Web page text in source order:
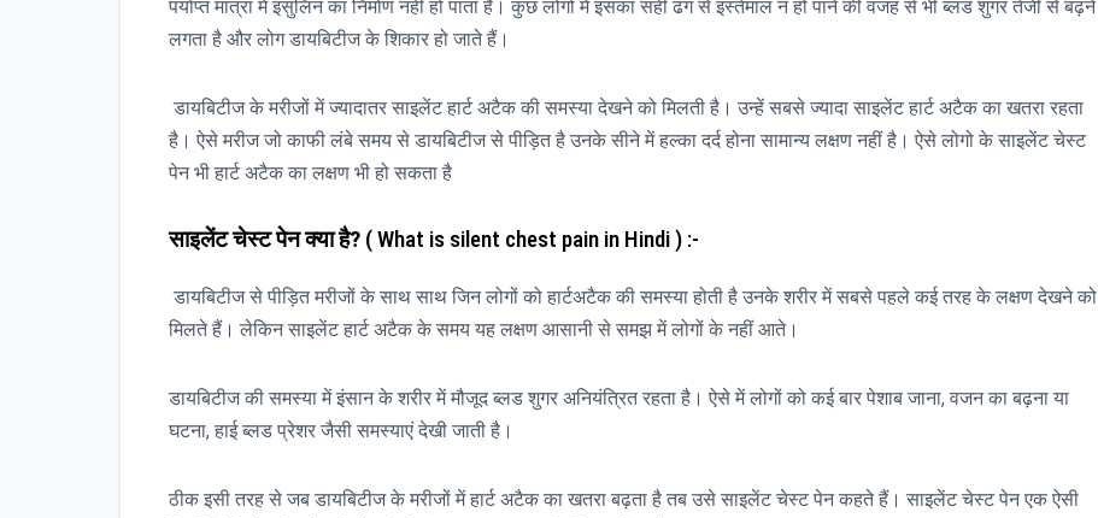
पर्याप्त मात्रा में इंसुलिन का निर्माण नहीं हो पाता है। कुछ लोगों में इसका सही ढंग से इस्तेमाल न हो पाने की वजह से भी ब्लड शुगर तेजी से बढ़ने
लगता है और लोग डायबिटीज के शिकार हो जाते हैं।
डायबिटीज के मरीजों में ज्यादातर साइलेंट हार्ट अटैक की समस्या देखने को मिलती है। उन्हें सबसे ज्यादा साइलेंट हार्ट अटैक का खतरा रहता
है। ऐसे मरीज जो काफी लंबे समय से डायबिटीज से पीड़ित है उनके सीने में हल्का दर्द होना सामान्य लक्षण नहीं है। ऐसे लोगो के साइलेंट चेस्ट
पेन भी हार्ट अटैक का लक्षण भी हो सकता है
साइलेंट चेस्ट पेन क्या है? ( What is silent chest pain in Hindi ) :-
डायबिटीज से पीड़ित मरीजों के साथ साथ जिन लोगों को हार्टअटैक की समस्या होती है उनके शरीर में सबसे पहले कई तरह के लक्षण देखने को
मिलते हैं। लेकिन साइलेंट हार्ट अटैक के समय यह लक्षण आसानी से समझ में लोगों के नहीं आते।
डायबिटीज की समस्या में इंसान के शरीर में मौजूद ब्लड शुगर अनियंत्रित रहता है। ऐसे में लोगों को कई बार पेशाब जाना, वजन का बढ़ना या
घटना, हाई ब्लड प्रेशर जैसी समस्याएं देखी जाती है।
ठीक इसी तरह से जब डायबिटीज के मरीजों में हार्ट अटैक का खतरा बढ़ता है तब उसे साइलेंट चेस्ट पेन कहते हैं। साइलेंट चेस्ट पेन एक ऐसी